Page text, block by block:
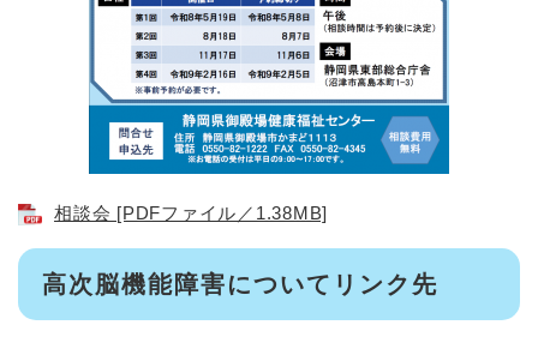
相談会 [PDFファイル／1.38MB]
高次脳機能障害についてリンク先